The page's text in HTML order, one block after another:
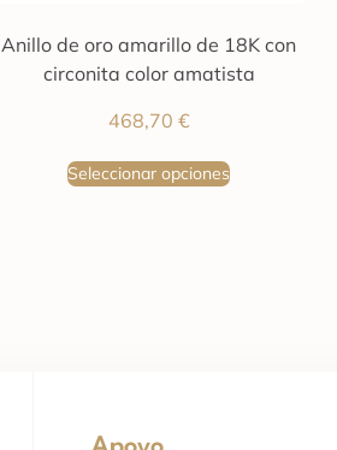
Anillo de oro amarillo de 18K con
circonita color amatista
468,70 €
Seleccionar opciones